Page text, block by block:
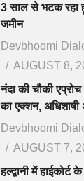
3 साल से भटक रहा
जमीन
Devbhoomi
AUGUST 8,
नंदा की चौकी
का एक्शन, अधिशाषी
Devbhoomi
AUGUST 7,
हल्द्वानी में